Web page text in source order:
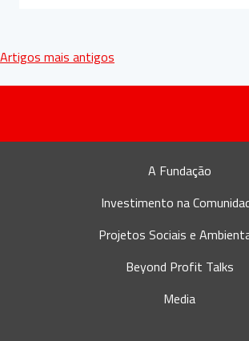
Navegação
de
Artigos mais antigos
A Fundação
Investimento na
Projetos Sociais e
Beyond Profit Talks
Media